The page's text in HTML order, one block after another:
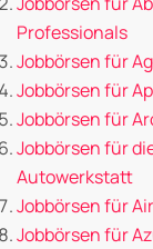
Professionals
Jobbörsen für
Jobbörsen für
Jobbörsen für
Jobbörsen für
Autowerkstatt
Jobbörsen für
Jobbörsen für